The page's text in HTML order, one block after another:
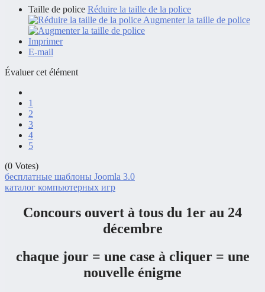
Taille de police Réduire la taille de la police
Augmenter la taille de police
Imprimer
E-mail
Évaluer cet élément
1
2
3
4
5
(0 Votes)
бесплатные шаблоны Joomla 3.0
каталог компьютерных игр
Concours ouvert à tous du 1er au 24
décembre
chaque jour = une case à cliquer = une
nouvelle énigme